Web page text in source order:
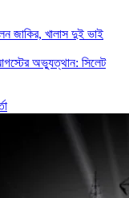
জাকির, খালাস দুই ভাই
অভ্যুত্থান: সিলেট